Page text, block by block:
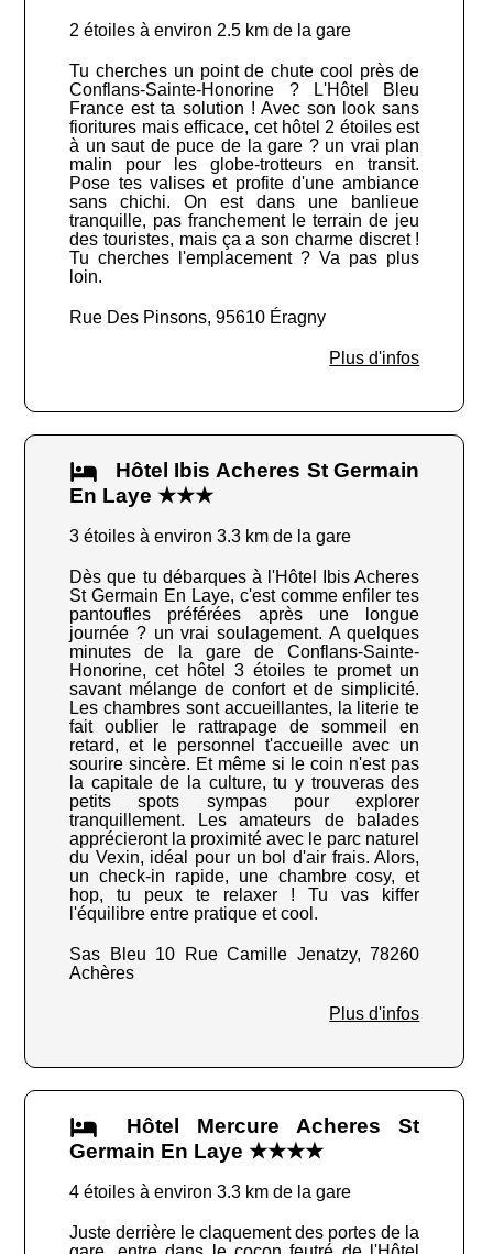
2 étoiles à environ 2.5 km de la gare
Tu cherches un point de chute cool près de
Conflans-Sainte-Honorine ? L'Hôtel Bleu
France est ta solution ! Avec son look sans
fioritures mais efficace, cet hôtel 2 étoiles est
à un saut de puce de la gare ? un vrai plan
malin pour les globe-trotteurs en transit.
Pose tes valises et profite d'une ambiance
sans chichi. On est dans une banlieue
tranquille, pas franchement le terrain de jeu
des touristes, mais ça a son charme discret !
Tu cherches l'emplacement ? Va pas plus
loin.
Rue Des Pinsons, 95610 Éragny
Plus d'infos
Hôtel Ibis Acheres St Germain
En Laye ★★★
3 étoiles à environ 3.3 km de la gare
Dès que tu débarques à l'Hôtel Ibis Acheres
St Germain En Laye, c'est comme enfiler tes
pantoufles préférées après une longue
journée ? un vrai soulagement. A quelques
minutes de la gare de Conflans-Sainte-
Honorine, cet hôtel 3 étoiles te promet un
savant mélange de confort et de simplicité.
Les chambres sont accueillantes, la literie te
fait oublier le rattrapage de sommeil en
retard, et le personnel t'accueille avec un
sourire sincère. Et même si le coin n'est pas
la capitale de la culture, tu y trouveras des
petits spots sympas pour explorer
tranquillement. Les amateurs de balades
apprécieront la proximité avec le parc naturel
du Vexin, idéal pour un bol d'air frais. Alors,
un check-in rapide, une chambre cosy, et
hop, tu peux te relaxer ! Tu vas kiffer
l'équilibre entre pratique et cool.
Sas Bleu 10 Rue Camille Jenatzy, 78260
Achères
Plus d'infos
Hôtel Mercure Acheres St
Germain En Laye ★★★★
4 étoiles à environ 3.3 km de la gare
Juste derrière le claquement des portes de la